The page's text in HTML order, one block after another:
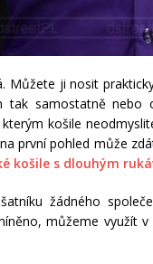
Můžete ji nosit
tak samostatně
košile
první pohled může
košile s dlouhým
žádného
můžeme využít